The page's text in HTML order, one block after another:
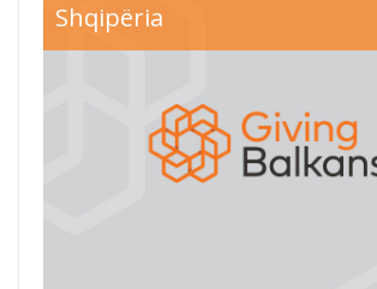
Shqipëria